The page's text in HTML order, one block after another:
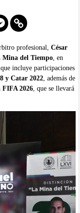
profesional, César
Mina del Tiempo, en
, que incluye participaciones
y Catar 2022, además de
2026, que se llevará